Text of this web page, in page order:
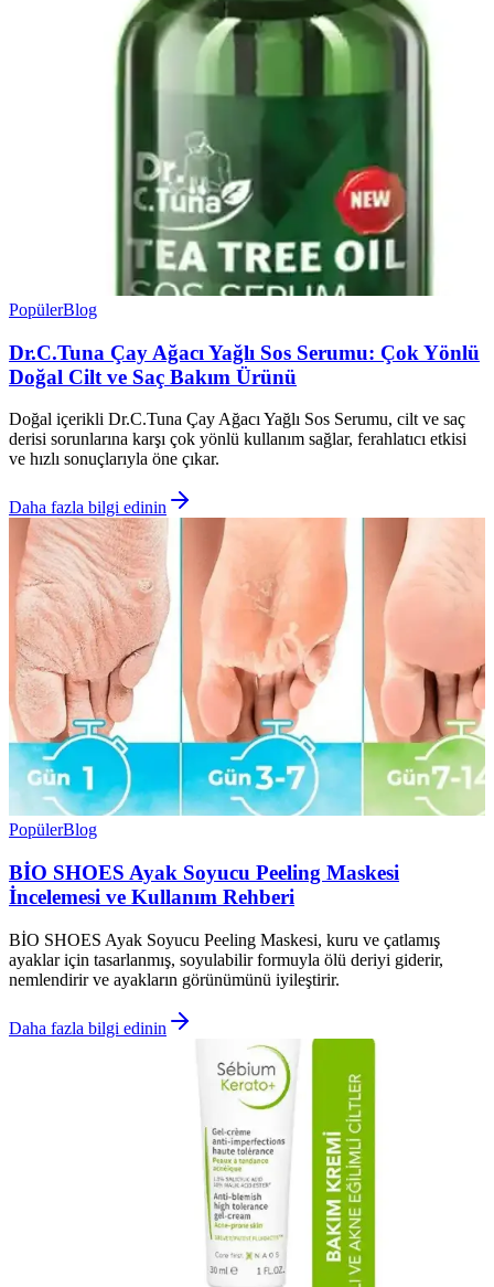
PopülerBlog
Dr.C.Tuna Çay Ağacı Yağlı Sos Serumu: Çok Yönlü
Doğal Cilt ve Saç Bakım Ürünü
Doğal içerikli Dr.C.Tuna Çay Ağacı Yağlı Sos Serumu, cilt ve saç
derisi sorunlarına karşı çok yönlü kullanım sağlar, ferahlatıcı etkisi
ve hızlı sonuçlarıyla öne çıkar.
Daha fazla bilgi edinin
PopülerBlog
BİO SHOES Ayak Soyucu Peeling Maskesi
İncelemesi ve Kullanım Rehberi
BİO SHOES Ayak Soyucu Peeling Maskesi, kuru ve çatlamış
ayaklar için tasarlanmış, soyulabilir formuyla ölü deriyi giderir,
nemlendirir ve ayakların görünümünü iyileştirir.
Daha fazla bilgi edinin